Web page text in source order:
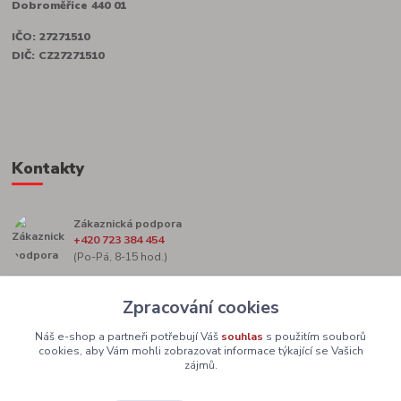
Dobroměřice 440 01
IČO: 27271510
DIČ: CZ27271510
Kontakty
Zákaznická podpora
+420 723 384 454
(Po-Pá, 8-15 hod.)
Zpracování cookies
Náš e-shop a partneři potřebují Váš souhlas s použitím souborů
cookies, aby Vám mohli zobrazovat informace týkající se Vašich
zájmů.